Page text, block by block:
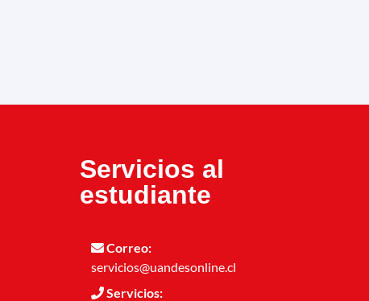
Servicios al
estudiante
Correo:
servicios@uandesonline.cl
Servicios: